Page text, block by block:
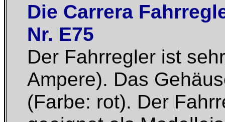
Die Carrera
Nr. E75
Der Fahrregler ist
Ampere). Das
(Farbe: rot). Der